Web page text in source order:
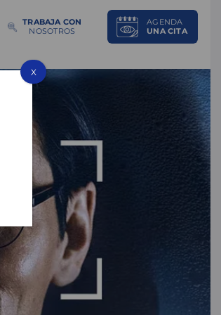
TRABAJA CON
NOSOTROS
AGENDA
UNA CITA
X